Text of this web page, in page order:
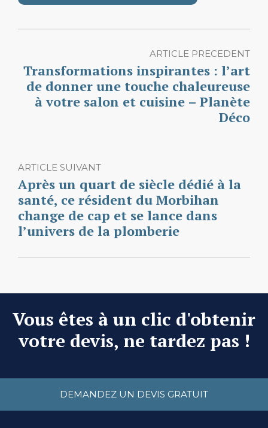
ARTICLE PRECEDENT
Transformations inspirantes : l’art
de donner une touche chaleureuse
à votre salon et cuisine – Planète
Déco
ARTICLE SUIVANT
Après un quart de siècle dédié à la
santé, ce résident du Morbihan
change de cap et se lance dans
l’univers de la plomberie
Vous êtes à un clic d'obtenir
votre devis, ne tardez pas !
DEMANDEZ UN DEVIS GRATUIT